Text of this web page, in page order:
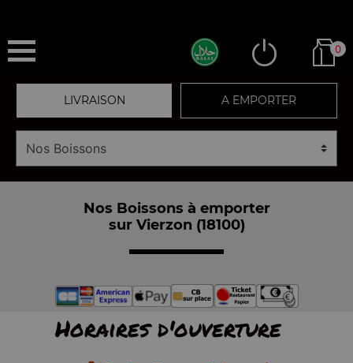
0
LIVRAISON A EMPORTER
Nos Boissons à emporter
sur Vierzon (18100)
Horaires d'ouverture